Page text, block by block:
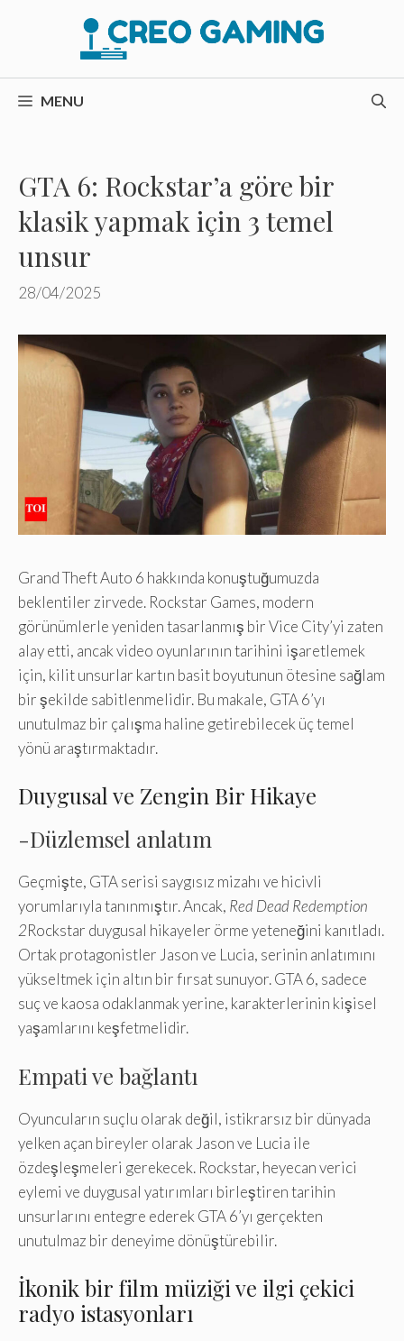
MENU
GTA 6: Rockstar’a göre bir
klasik yapmak için 3 temel
unsur
28/04/2025
Grand Theft Auto 6 hakkında konuştuğumuzda
beklentiler zirvede. Rockstar Games, modern
görünümlerle yeniden tasarlanmış bir Vice City’yi zaten
alay etti, ancak video oyunlarının tarihini işaretlemek
için, kilit unsurlar kartın basit boyutunun ötesine sağlam
bir şekilde sabitlenmelidir. Bu makale, GTA 6’yı
unutulmaz bir çalışma haline getirebilecek üç temel
yönü araştırmaktadır.
Duygusal ve Zengin Bir Hikaye
-Düzlemsel anlatım
Geçmişte, GTA serisi saygısız mizahı ve hicivli
yorumlarıyla tanınmıştır. Ancak, Red Dead Redemption
2Rockstar duygusal hikayeler örme yeteneğini kanıtladı.
Ortak protagonistler Jason ve Lucia, serinin anlatımını
yükseltmek için altın bir fırsat sunuyor. GTA 6, sadece
suç ve kaosa odaklanmak yerine, karakterlerinin kişisel
yaşamlarını keşfetmelidir.
Empati ve bağlantı
Oyuncuların suçlu olarak değil, istikrarsız bir dünyada
yelken açan bireyler olarak Jason ve Lucia ile
özdeşleşmeleri gerekecek. Rockstar, heyecan verici
eylemi ve duygusal yatırımları birleştiren tarihin
unsurlarını entegre ederek GTA 6’yı gerçekten
unutulmaz bir deneyime dönüştürebilir.
İkonik bir film müziği ve ilgi çekici
radyo istasyonları